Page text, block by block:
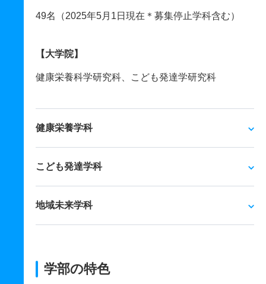
49名（2025年5月1日現在＊募集停止学科含む）
【大学院】
健康栄養科学研究科、こども発達学研究科
健康栄養学科
こども発達学科
地域未来学科
学部の特色